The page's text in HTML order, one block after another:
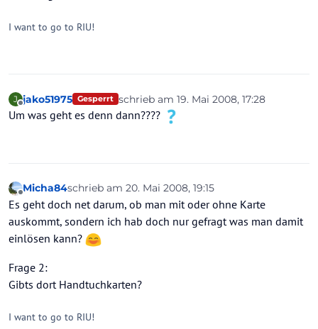
I want to go to RIU!
J
Offline
jako51975 Gesperrt schrieb am 19. Mai 2008, 17:28
zuletzt editiert von
Um was geht es denn dann????
Offline
Micha84schrieb am 20. Mai 2008, 19:15
zuletzt editiert von
Es geht doch net darum, ob man mit oder ohne Karte
auskommt, sondern ich hab doch nur gefragt was man damit
einlösen kann?
Frage 2:
Gibts dort Handtuchkarten?
I want to go to RIU!